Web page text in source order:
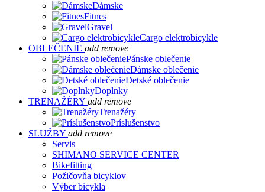
Dámske
Fitnes
Gravel
Cargo elektrobicykle
OBLEČENIE add remove
Pánske oblečenie
Dámske oblečenie
Detské oblečenie
Doplnky
TRENAŽÉRY add remove
Trenažéry
Príslušenstvo
SLUŽBY add remove
Servis
SHIMANO SERVICE CENTER
Bikefitting
Požičovňa bicyklov
Výber bicykla